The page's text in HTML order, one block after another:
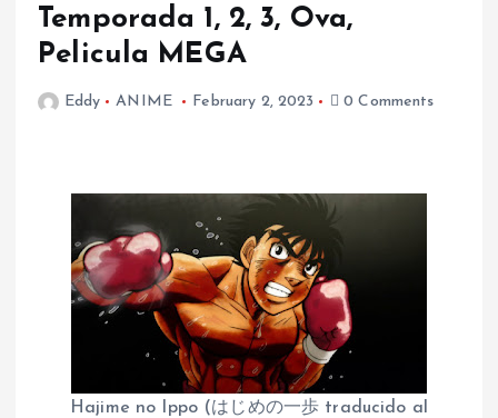
Temporada 1, 2, 3, Ova,
Pelicula MEGA
Eddy ANIME February 2, 2023 0 Comments
Hajime no Ippo (はじめの一歩 traducido al